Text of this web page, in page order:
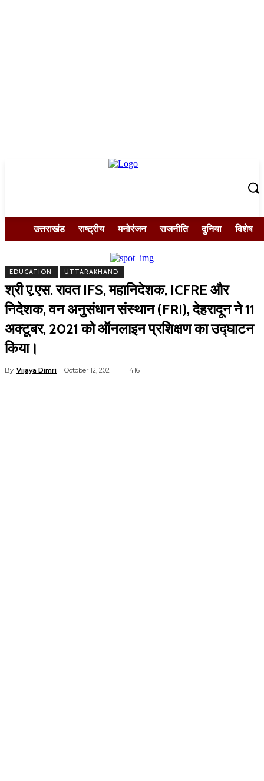
उत्तराखंड राष्ट्रीय मनोरंजन राजनीति दुनिया विशेष
EDUCATION UTTARAKHAND
श्री ए.एस. रावत IFS, महानिदेशक, ICFRE और
निदेशक, वन अनुसंधान संस्थान (FRI), देहरादून ने 11
अक्टूबर, 2021 को ऑनलाइन प्रशिक्षण का उद्घाटन
किया।
By Vijaya Dimri October 12, 2021 416